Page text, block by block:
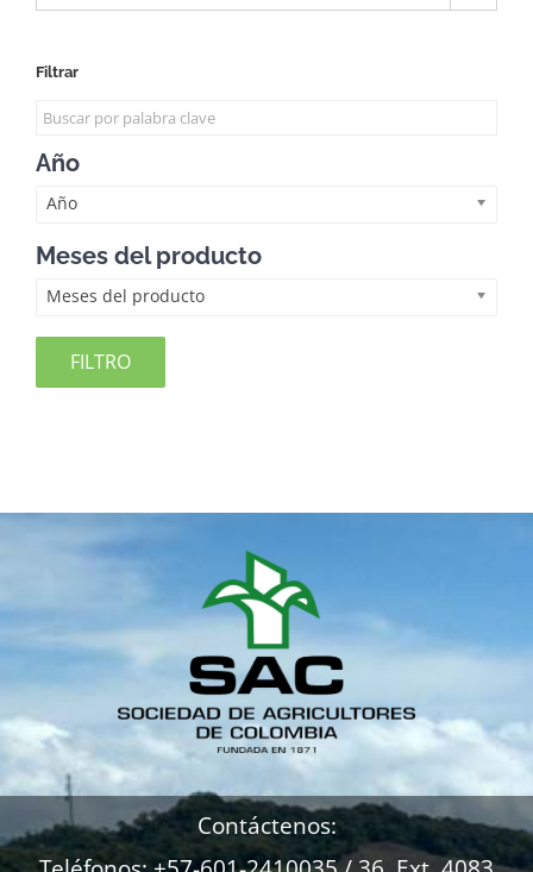
Filtrar
Año
Año
Meses del producto
Meses del producto
FILTRO
Contáctenos: